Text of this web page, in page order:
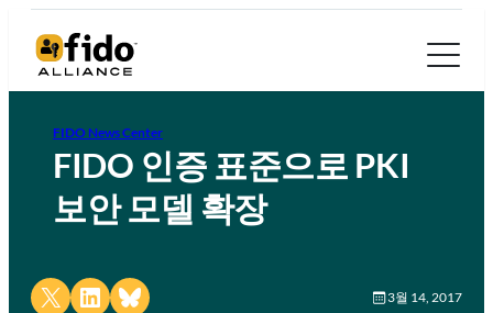
FIDO News Center
FIDO 인증 표준으로 PKI
보안 모델 확장
Share on X Share on LinkedIn
Share on Bluesky 3월 14, 2017